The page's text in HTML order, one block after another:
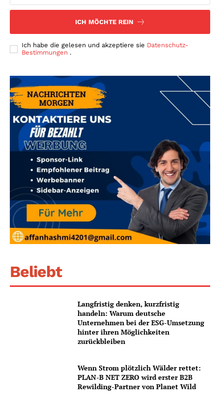
ICH MÖCHTE REIN
Ich habe die gelesen und akzeptiere sie Datenschutz-
Bestimmungen .
Beliebt
Langfristig denken, kurzfristig
handeln: Warum deutsche
Unternehmen bei der ESG-Umsetzung
hinter ihren Möglichkeiten
zurückbleiben
Wenn Strom plötzlich Wälder rettet:
PLAN-B NET ZERO wird erster B2B
Rewilding-Partner von Planet Wild